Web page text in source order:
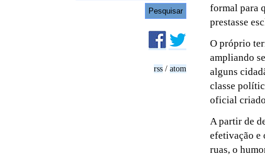
formal para
prestasse
O próprio
ampliando
alguns
classe
oficial
A partir de
efetivação e
ruas, o
rss / atom